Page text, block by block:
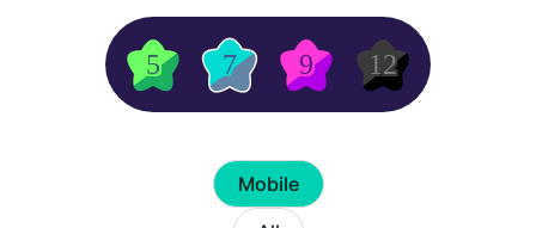
5 7 9 12
Mobile